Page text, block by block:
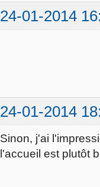
24-01-2014
24-01-2014
Sinon, j'ai
l'accueil est plutôt